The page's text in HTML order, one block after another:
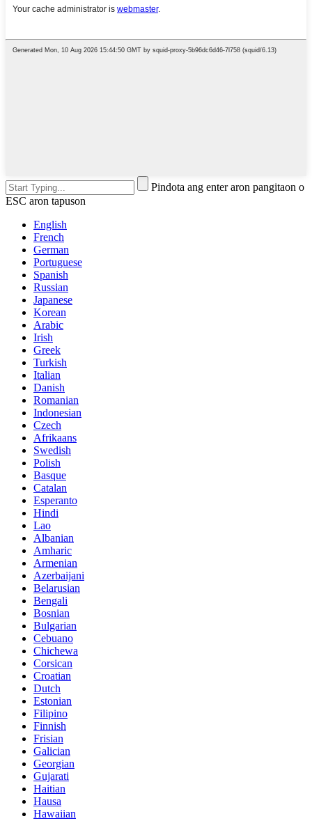
Pindota ang enter aron pangitaon o
ESC aron tapuson
English
French
German
Portuguese
Spanish
Russian
Japanese
Korean
Arabic
Irish
Greek
Turkish
Italian
Danish
Romanian
Indonesian
Czech
Afrikaans
Swedish
Polish
Basque
Catalan
Esperanto
Hindi
Lao
Albanian
Amharic
Armenian
Azerbaijani
Belarusian
Bengali
Bosnian
Bulgarian
Cebuano
Chichewa
Corsican
Croatian
Dutch
Estonian
Filipino
Finnish
Frisian
Galician
Georgian
Gujarati
Haitian
Hausa
Hawaiian